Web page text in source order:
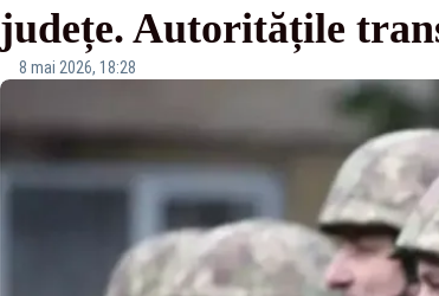
județe. Autoritățile
8 mai 2026, 18:28